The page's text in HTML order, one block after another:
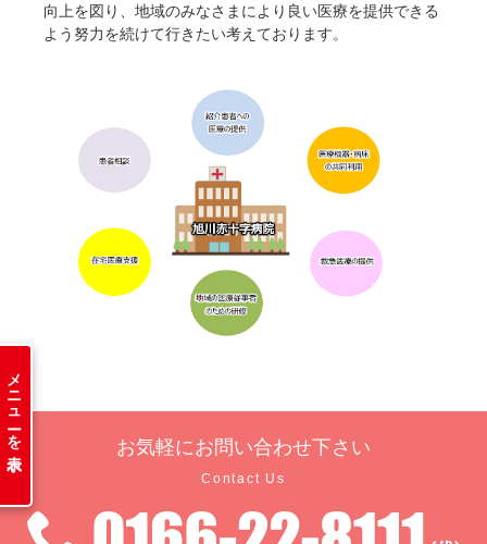
メニューを表示
向上を図り、地域のみなさまにより良い医療を提供できる
よう努力を続けて行きたい考えております。
お気軽に お問い合わせ下さい
Contact Us